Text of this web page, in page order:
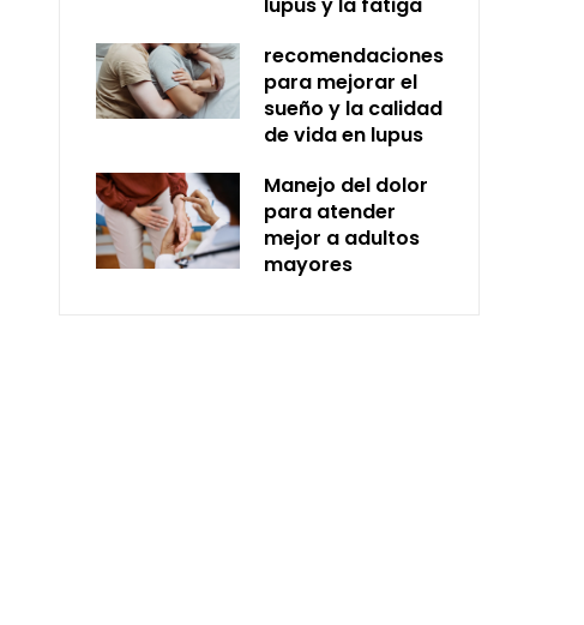
lupus y la fatiga
recomendaciones
para mejorar el
sueño y la calidad
de vida en lupus
Manejo del dolor
para atender
mejor a adultos
mayores